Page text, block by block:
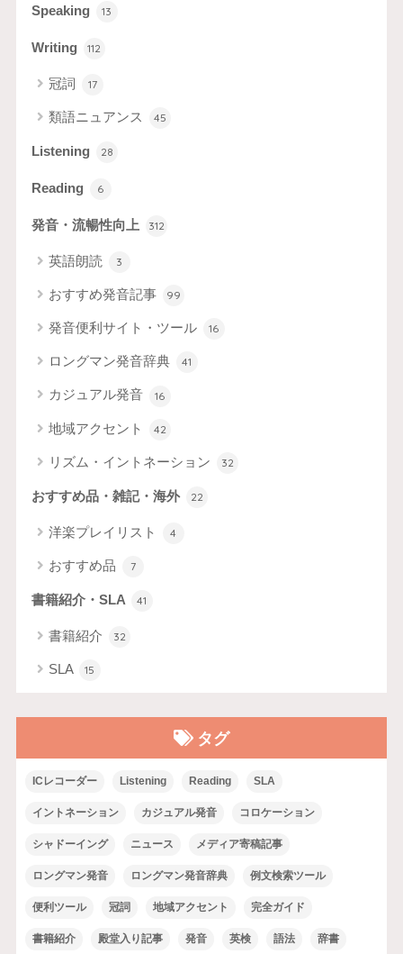
Speaking 13
Writing 112
冠詞 17
類語ニュアンス 45
Listening 28
Reading 6
発音・流暢性向上 312
英語朗読 3
おすすめ発音記事 99
発音便利サイト・ツール 16
ロングマン発音辞典 41
カジュアル発音 16
地域アクセント 42
リズム・イントネーション 32
おすすめ品・雑記・海外 22
洋楽プレイリスト 4
おすすめ品 7
書籍紹介・SLA 41
書籍紹介 32
SLA 15
タグ
ICレコーダー Listening Reading SLA
イントネーション カジュアル発音 コロケーション
シャドーイング ニュース メディア寄稿記事
ロングマン発音 ロングマン発音辞典 例文検索ツール
便利ツール 冠詞 地域アクセント 完全ガイド
書籍紹介 殿堂入り記事 発音 英検 語法 辞書